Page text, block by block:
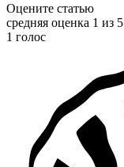
Оцените статью
средняя оценка 1 из 5
1 голос